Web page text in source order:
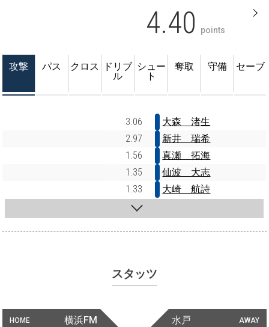
4.40 points
攻撃 パス クロス
ドリブ
ル
シュー
ト
奪取 守備 セーブ
3.06
大森 渚生
2.97
新井 瑞希
1.56
真瀬 拓海
1.35
仙波 大志
1.33
大崎 航詩
スタッツ
HOME 横浜FM AWAY
水戸